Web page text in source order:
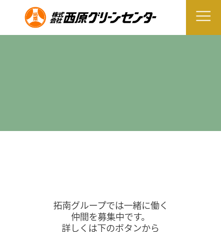
拓南グループでは一緒に働く
仲間を募集中です。
詳しくは下のボタンから